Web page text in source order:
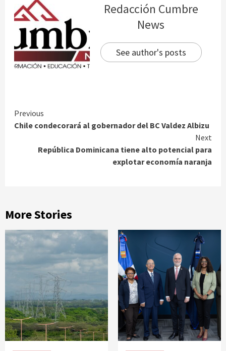
Redacción Cumbre
News
See author's posts
Continue
Previous
Chile condecorará al gobernador del BC Valdez Albizu
Next
República Dominicana tiene alto potencial para
explotar economía naranja
More Stories